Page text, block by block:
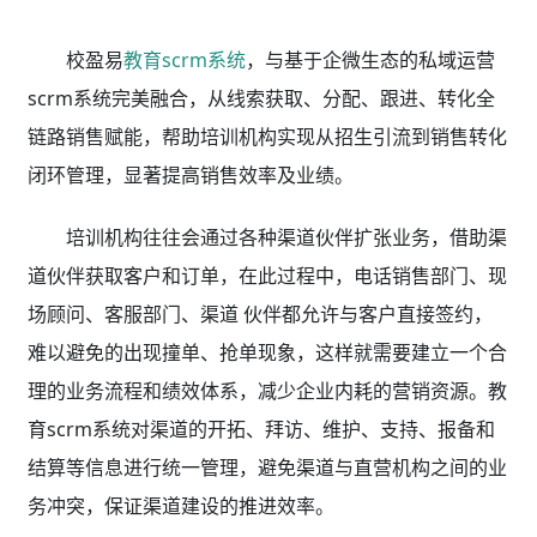
校盈易教育scrm系统，与基于企微生态的私域运营
scrm系统完美融合，从线索获取、分配、跟进、转化全
链路销售赋能，帮助培训机构实现从招生引流到销售转化
闭环管理，显著提高销售效率及业绩。
培训机构往往会通过各种渠道伙伴扩张业务，借助渠
道伙伴获取客户和订单，在此过程中，电话销售部门、现
场顾问、客服部门、渠道 伙伴都允许与客户直接签约，
难以避免的出现撞单、抢单现象，这样就需要建立一个合
理的业务流程和绩效体系，减少企业内耗的营销资源。教
育scrm系统对渠道的开拓、拜访、维护、支持、报备和
结算等信息进行统一管理，避免渠道与直营机构之间的业
务冲突，保证渠道建设的推进效率。